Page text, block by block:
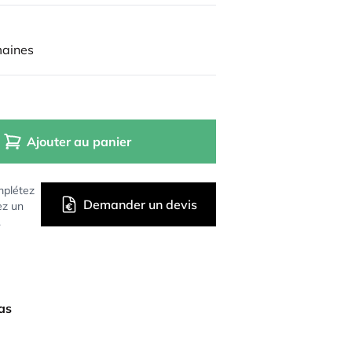
Ajouter au panier
un
Demander un devis